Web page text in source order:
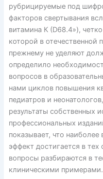
рубрицируемые под
факторов свертывания
витамина К (D68.4»),
которой в отечественной
прежнему не уделяют
определило
вопросов в
нами циклов повышения
педиатров и
результаты собственных
профессиональных
показывает, что
эффект достигается в тех
вопросы разбираются в
клиническими примерами.